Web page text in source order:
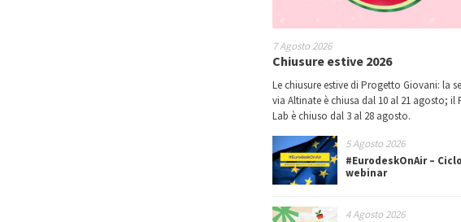
7 Agosto 2026
Chiusure estive 2026
Le chiusure estive di Progetto Giovani: la
via Altinate è chiusa dal 10 al 21 agosto; il
Lab è chiuso dal 3 al 28 agosto.
5 Agosto 2026
#EurodeskOnAir –
webinar
4 Agosto 2026